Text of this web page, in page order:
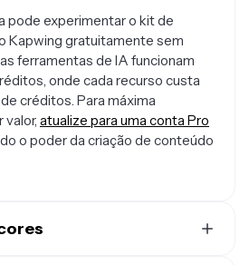
pode experimentar o kit de
Kapwing gratuitamente sem
ferramentas de IA funcionam
onde cada recurso custa
créditos. Para máxima
valor, atualize para uma conta Pro
o poder da criação de conteúdo